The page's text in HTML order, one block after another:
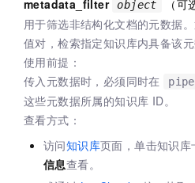
metadata_filter object
（可
用于筛选非结构化文档的元数据
值对，检索指定知识库内具备该元
使用前提：
传入元数据时，必须同时在
这些元数据所属的知识库 ID。
查看方式：
访问知识库页面，单击知识库
信息查看。